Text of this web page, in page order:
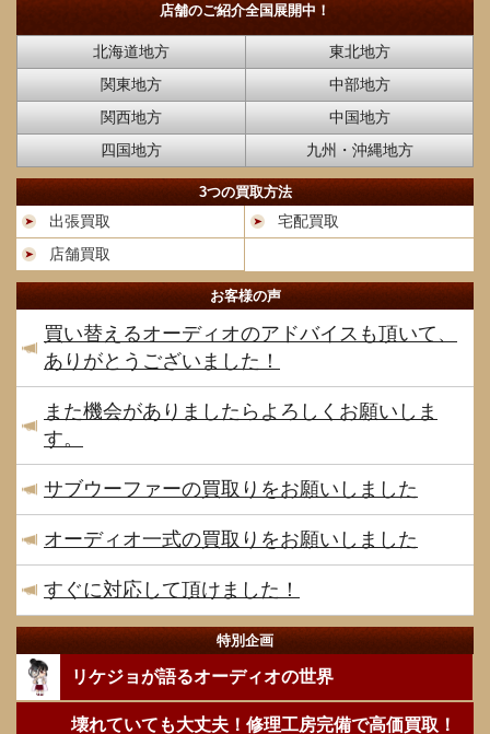
店舗のご紹介全国展開中！
北海道地方
東北地方
関東地方
中部地方
関西地方
中国地方
四国地方
九州・沖縄地方
3つの買取方法
出張買取
宅配買取
店舗買取
お客様の声
買い替えるオーディオのアドバイスも頂いて、
ありがとうございました！
また機会がありましたらよろしくお願いしま
す。
サブウーファーの買取りをお願いしました
オーディオ一式の買取りをお願いしました
すぐに対応して頂けました！
特別企画
リケジョが語るオーディオの世界
壊れていても大丈夫！修理工房完備で高価買取！